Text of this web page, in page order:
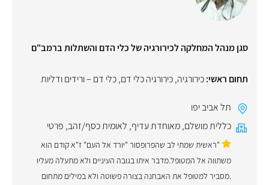
סגן מנהל המחלקה לכירורגיה של כלי הדם והשתלות ברמב"ם
תחום ראשי:כירורגיה,כירורגיה כלי דם,כלי דם – ורידים ודליות
תל אביב יפו
כללית מושלם,מאוחדת עדיף, לאומית כסף/זהב, פרטי
"ראשית שמתי לב שהפרופסור "יורד אל העם" ז"א קודם הוא
משתווה אל המטופל.מדבר איתו בגובה העיניים ולא מתעלה מעליו
.מסביר למטופל את האבחנה בצורה פשוטה ולא במילים מתחום